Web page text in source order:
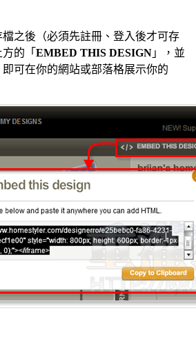
之後（必須先註冊、登入後才可存
的「 EMBED THIS DESIGN 」，並
可在你的網站或部落格展示你的